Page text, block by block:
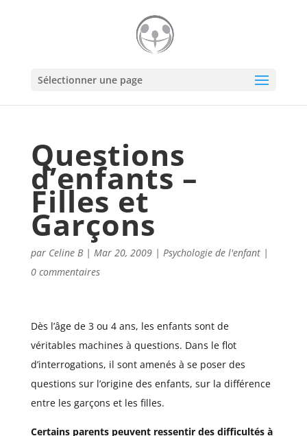
Sélectionner une page
Questions
d’enfants –
Filles et
Garçons
par Celine B| Mar 20, 2009| Psychologie de l'enfant|
0 commentaires
Dès l’âge de 3 ou 4 ans, les enfants sont de
véritables machines à questions. Dans le flot
d’interrogations, il sont amenés à se poser des
questions sur l’origine des enfants, sur la différence
entre les garçons et les filles.
Certains parents peuvent ressentir des difficultés à